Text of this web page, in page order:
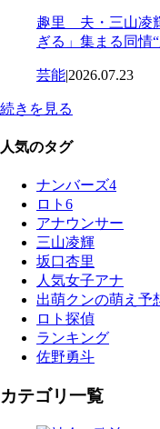
趣里 夫・三山凌
ぎる」集まる同情
芸能|2026.07.23
続きを見る
人気のタグ
ナンバーズ4
ロト6
アナウンサー
三山凌輝
坂口杏里
人気女子アナ
出萌クンの萌え予
ロト探偵
ランキング
佐野勇斗
カテゴリ一覧